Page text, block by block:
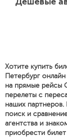
Хотите купить
Петербург
на прямые рейсы
перелеты с
наших
поиск и
агентства и
приобрести